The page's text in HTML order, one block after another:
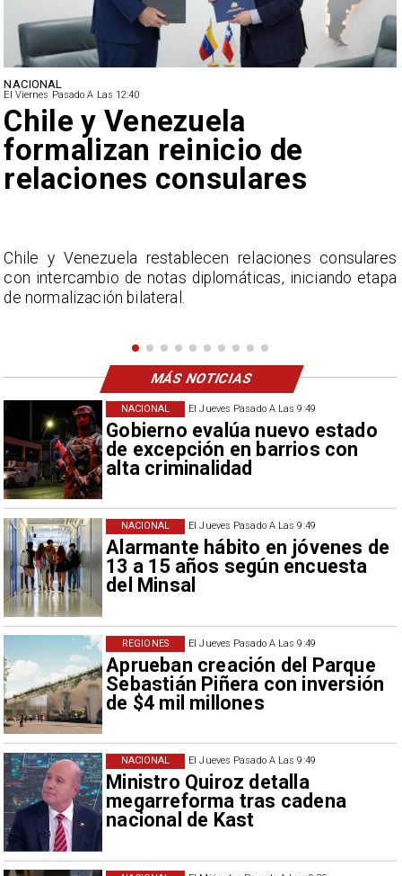
El Jueves Pasado A Las 9:49
Gobierno evalúa nuevo estado
de excepción en barrios con
alta criminalidad
NACIONAL
El Jueves Pasado A Las 9:49
Alarmante hábito en jóvenes de
13 a 15 años según encuesta
del Minsal
NACIONAL
El Jueves Pasado A Las 9:49
Aprueban creación del Parque
Sebastián Piñera con inversión
de $4 mil millones
REGIONES
El Jueves Pasado A Las 9:49
Ministro Quiroz detalla
megarreforma tras cadena
nacional de Kast
NACIONAL
NACIONAL
El Viernes Pasado A Las 12:40
Feriantes rechazan dichos
de Camila Flores sobre
Fabiola Campillai
La Confederación Nacional de Ferias Libres (ASOF)
considera inaceptable que se refieran a Fabiola
Campillai como 'señora de feria', expresión utilizada
MÁS NOTICIAS